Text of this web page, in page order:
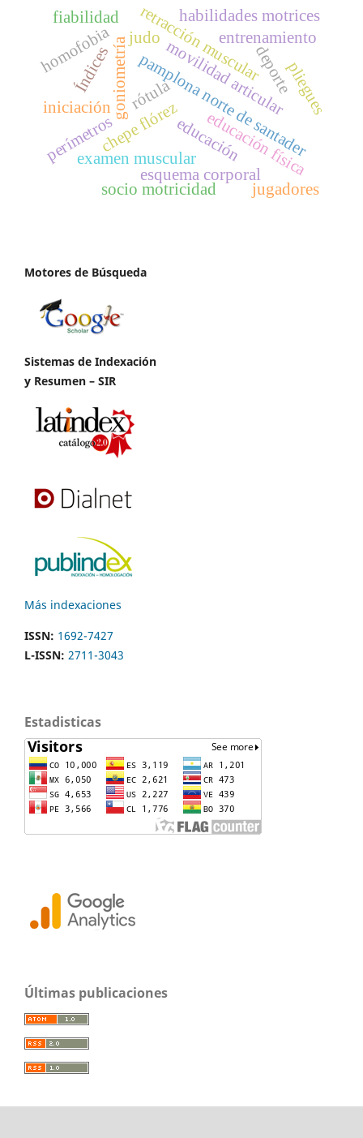
chepe flórez educación física
pamplona norte de santader
movilidad articular
examen muscular
goniometríaretracción muscular
iniciación
entrenamiento
homofobia deporte
educación
esquema corporal
habilidades motrices
judo
socio motricidad
pliegues
Índices
perímetros
jugadores
rótula
fiabilidad
Motores de Búsqueda
Sistemas de Indexación
y Resumen – SIR
Más indexaciones
ISSN: 1692-7427
L-ISSN: 2711-3043
Estadisticas
Últimas publicaciones